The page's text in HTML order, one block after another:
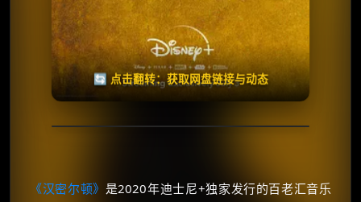
🔄 点击翻转：获取网盘链接与动态
失效请反馈
🧧️
天天领红包
《汉密尔顿》 是2020年迪士尼+独家发行的百老汇音乐